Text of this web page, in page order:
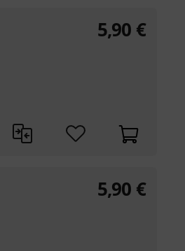
5,90 €
5,90 €